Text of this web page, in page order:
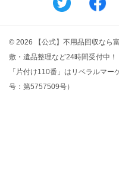
© 2026 【公式】不用品回収なら
敷・遺品整理など24時間受付中！
「片付け110番」はリベラルマ
号：第5757509号）